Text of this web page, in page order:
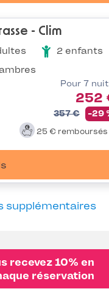
- Clim
2 enfants
Pour 7
252
357 € -29
25 € remboursés
supplémentaires
recevez 10% en
réservation